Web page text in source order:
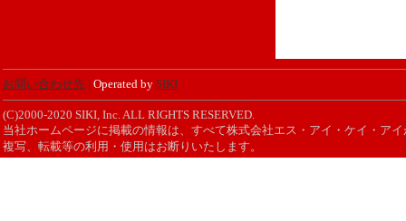
お問い合わせ先 Operated by SIKI
(C)2000-2020 SIKI, Inc. ALL RIGHTS RESERVED.
当社ホームページに掲載の情報は、すべて株式会社エス・アイ・ケイ・ア
複写、転載等の利用・使用はお断りいたします。